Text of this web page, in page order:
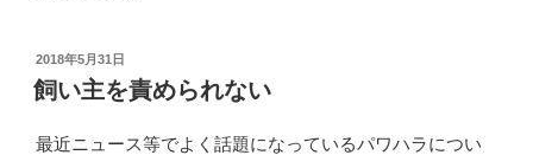
投
稿
日:
2018年5月31日
飼い主を責められない
最近ニュース等でよく話題になっているパワハラについ